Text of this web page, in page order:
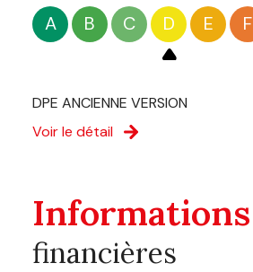
A B C D E F
DPE ANCIENNE VERSION
Voir le détail
Informations
financières